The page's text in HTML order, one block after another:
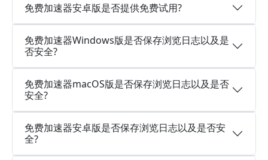
免费加速器安卓版是否提供免费试用?
免费加速器Windows版是否保存浏览日志以及是
否安全?
免费加速器macOS版是否保存浏览日志以及是否
安全?
免费加速器安卓版是否保存浏览日志以及是否安
全?